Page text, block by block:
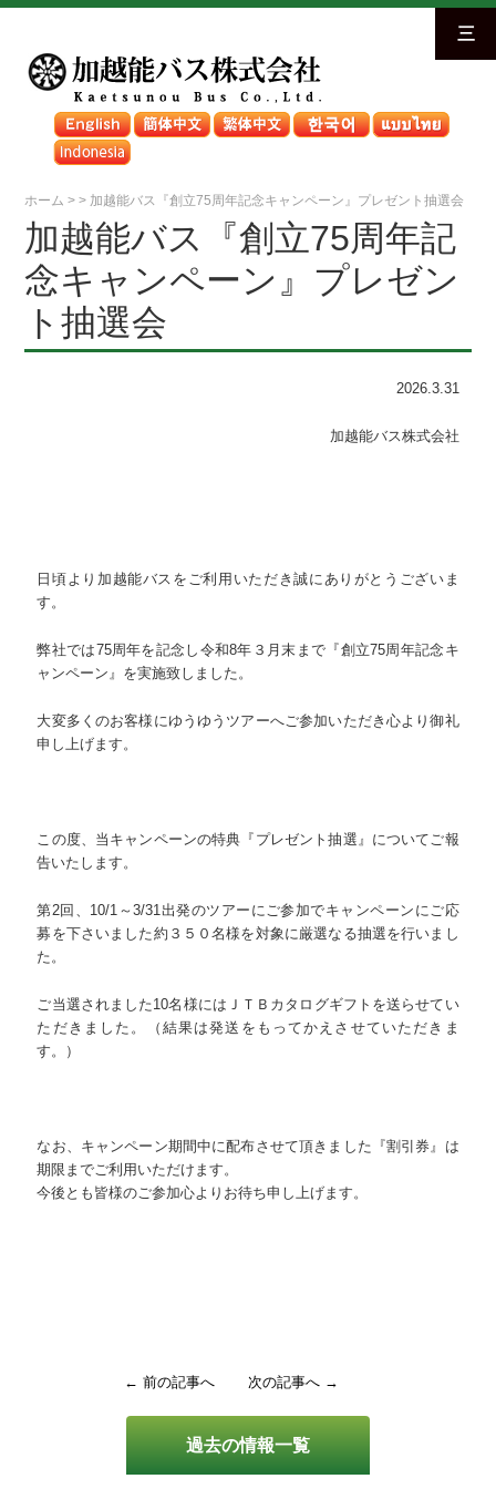
三
ホーム >> 加越能バス『創立75周年記念キャンペーン』プレゼント抽選会
過去の情報一覧
加越能バス『創立75周年記
念キャンペーン』プレゼン
ト抽選会
2026.3.31
加越能バス株式会社
日頃より加越能バスをご利用いただき誠にありがとうございま
す。
弊社では75周年を記念し令和8年３月末まで『創立75周年記念キ
ャンペーン』を実施致しました。
大変多くのお客様にゆうゆうツアーへご参加いただき心より御礼
申し上げます。
この度、当キャンペーンの特典『プレゼント抽選』についてご報
告いたします。
第2回、10/1～3/31出発のツアーにご参加でキャンペーンにご応
募を下さいました約３５０名様を対象に厳選なる抽選を行いまし
た。
ご当選されました10名様にはＪＴＢカタログギフトを送らせてい
ただきました。（結果は発送をもってかえさせていただきま
す。）
なお、キャンペーン期間中に配布させて頂きました『割引券』は
期限までご利用いただけます。
今後とも皆様のご参加心よりお待ち申し上げます。
← 前の記事へ 次の記事へ →